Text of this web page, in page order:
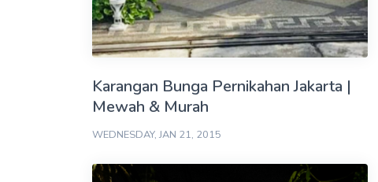
Karangan Bunga Pernikahan Jakarta |
Mewah & Murah
WEDNESDAY, JAN 21, 2015